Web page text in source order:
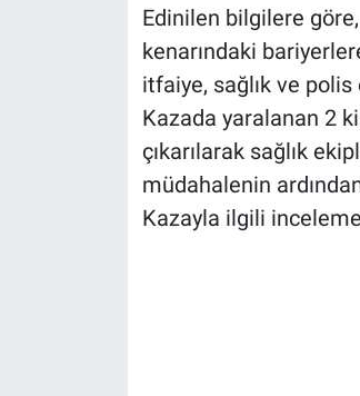
Edinilen bilgilere
kenarındaki
itfaiye, sağlık ve
Kazada yaralanan 2
çıkarılarak sağlık
müdahalenin
Kazayla ilgili inceleme